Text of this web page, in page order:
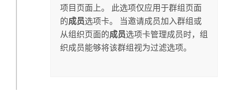
项目页面上。 此选项仅应用于群组页面
的成员选项卡。 当邀请成员加入群组或
从组织页面的成员选项卡管理成员时，组
织成员能够将该群组视为过滤选项。